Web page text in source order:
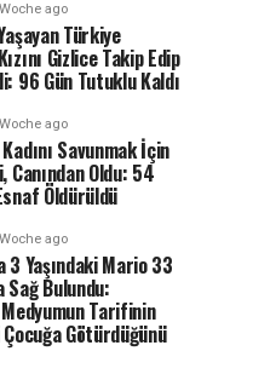
ago
Türkiye
Gizlice Takip Edip
96 Gün Tutuklu Kaldı
ago
Savunmak İçin
Canından Oldu: 54
Öldürüldü
ago
3 Yaşındaki Mario 33
Sağ Bulundu:
Tarifinin
Götürdüğünü